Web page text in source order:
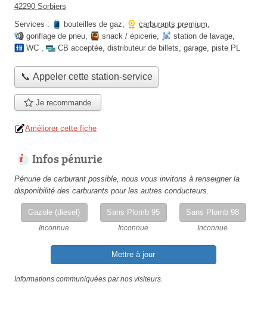
42290 Sorbiers
Services :
bouteilles de gaz, carburants premium,
gonflage de pneu, snack / épicerie, station de lavage,
WC , CB acceptée, distributeur de billets, garage, piste PL
📞 Appeler cette station-service
Je recommande
Améliorer cette fiche
Infos pénurie
Pénurie de carburant possible, nous vous invitons à renseigner la
disponibilité des carburants pour les autres conducteurs.
Gazole (diesel)
Inconnue
Sans Plomb 95
Inconnue
Sans Plomb 98
Inconnue
Mettre à jour
Informations communiquées par nos visiteurs.